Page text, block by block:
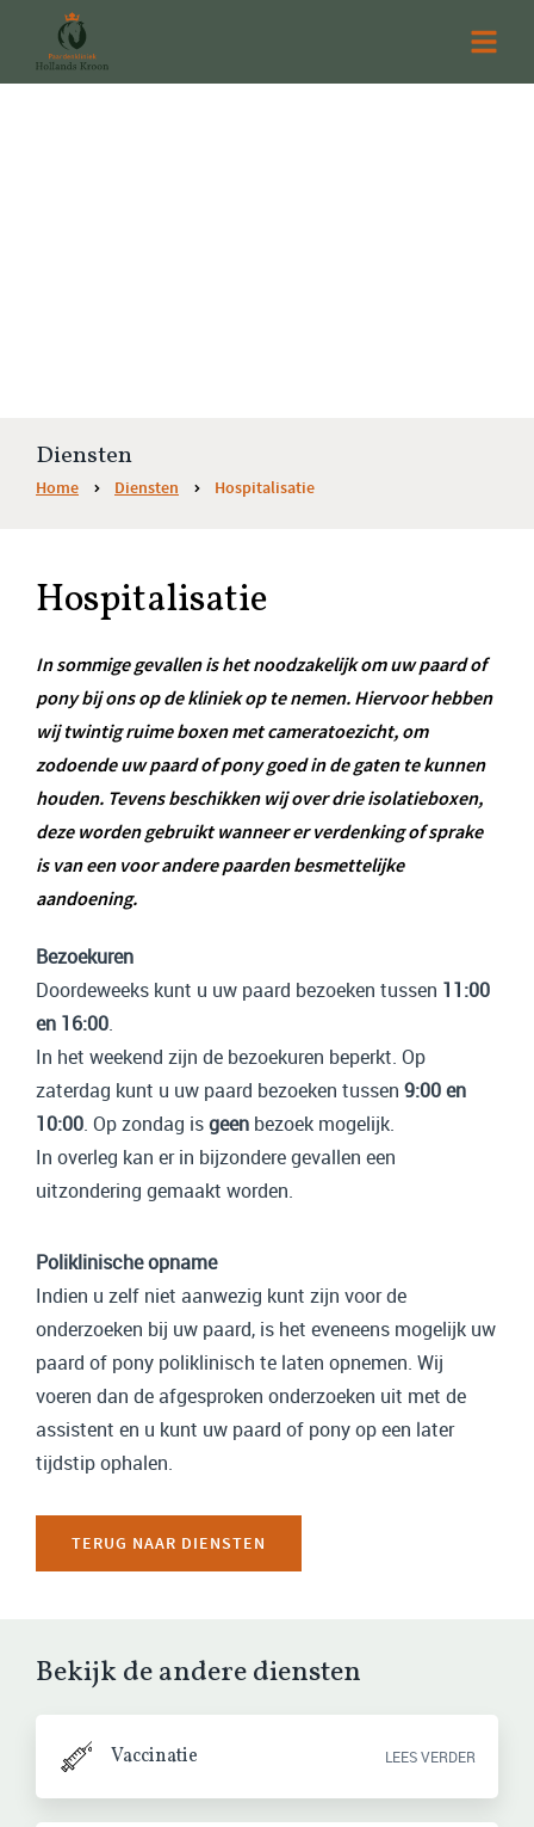
Diensten
Home Diensten Hospitalisatie
Hospitalisatie
In sommige gevallen is het noodzakelijk om uw paard of
pony bij ons op de kliniek op te nemen. Hiervoor hebben
wij twintig ruime boxen met cameratoezicht, om
zodoende uw paard of pony goed in de gaten te kunnen
houden. Tevens beschikken wij over drie isolatieboxen,
deze worden gebruikt wanneer er verdenking of sprake
is van een voor andere paarden besmettelijke
aandoening.
Bezoekuren
Doordeweeks kunt u uw paard bezoeken tussen 11:00
en 16:00.
In het weekend zijn de bezoekuren beperkt. Op
zaterdag kunt u uw paard bezoeken tussen 9:00 en
10:00. Op zondag isgeen bezoek mogelijk.
In overleg kan er in bijzondere gevallen een
uitzondering gemaakt worden.
Poliklinische opname
Indien u zelf niet aanwezig kunt zijn voor de
onderzoeken bij uw paard, is het eveneens mogelijk uw
paard of pony poliklinisch te laten opnemen. Wij
voeren dan de afgesproken onderzoeken uit met de
assistent en u kunt uw paard of pony op een later
tijdstip ophalen.
TERUG NAAR DIENSTEN
Bekijk de andere diensten
Vaccinatie LEES VERDER